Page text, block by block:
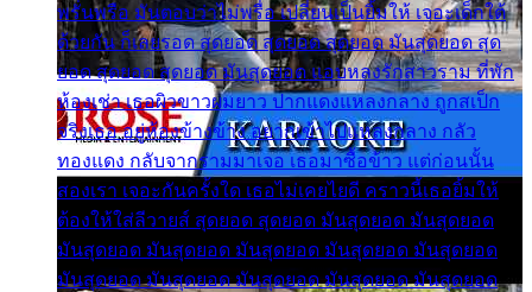
พรั่นพรือ มันตอบว่าไม่พรื่อ เปลี่ยนเป็นยิ้มให้ เจอะเด็กใต้
ด้วยกัน ก็เลยรอด สุดยอด สุดยอด สุดยอด มันสุดยอด สุด
ยอด สุดยอด สุดยอด มันสุดยอด แอบหลงรักสาวราม ที่พัก
ห้องเช่า เธอผิวขาวผมยาว ปากแดงแหลงกลาง ถูกสเป็ก
จริงเธอ อยู่ห้องข้างข้าง อยากเข้าไปแหลงกลาง กลัว
ทองแดง กลับจากรามมาเจอ เธอมาซื้อข้าว แต่ก่อนนั้น
สองเรา เจอะกันครั้งใด เธอไม่เคยไยดี คราวนี้เธอยิ้มให้
ต้องให้ใส่ลีวายส์ สุดยอด สุดยอด มันสุดยอด มันสุดยอด
มันสุดยอด มันสุดยอด มันสุดยอด มันสุดยอด มันสุดยอด
มันสุดยอด มันสุดยอด มันสุดยอด มันสุดยอด มันสุดยอด